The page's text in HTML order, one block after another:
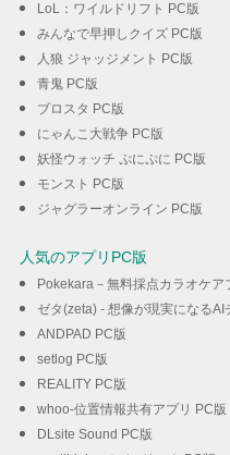
LoL：ワイルドリフト PC版
みんなで早押しクイズ PC版
人狼 ジャッジメント PC版
青鬼 PC版
ブロスタ PC版
にゃんこ大戦争 PC版
妖怪ウォッチ ぷにぷに PC版
モンスト PC版
ジャグラーオンライン PC版
人気のアプリPC版
Pokekara－無料採点カラオケア
ゼタ(zeta) - 想像が現実になるAI
ANDPAD PC版
setlog PC版
REALITY PC版
whoo-位置情報共有アプリ PC版
DLsite Sound PC版